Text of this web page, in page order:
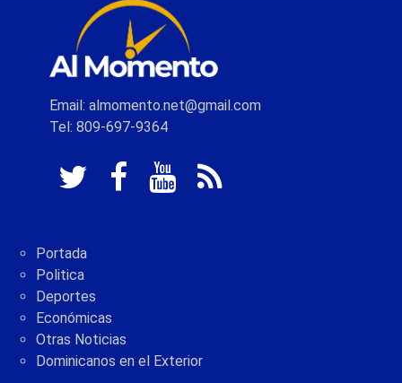
Email: almomento.net@gmail.com
Tel: 809-697-9364
Portada
Politica
Deportes
Económicas
Otras Noticias
Dominicanos en el Exterior